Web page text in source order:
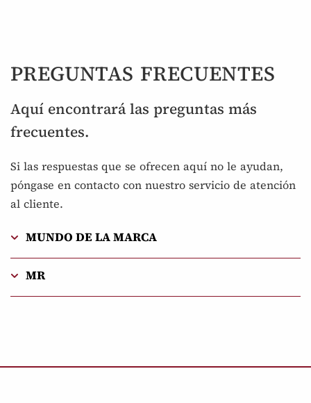
PREGUNTAS FRECUENTES
Aquí encontrará las preguntas más
frecuentes.
Si las respuestas que se ofrecen aquí no le ayudan,
póngase en contacto con nuestro servicio de atención
al cliente.
MUNDO DE LA MARCA
MR